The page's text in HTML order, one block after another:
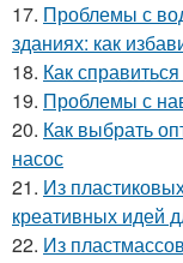
17. Проблемы с
зданиях: как
18. Как
19. Проблемы с
20. Как выбрать
насос
21. Из
креативных идей
22. Из